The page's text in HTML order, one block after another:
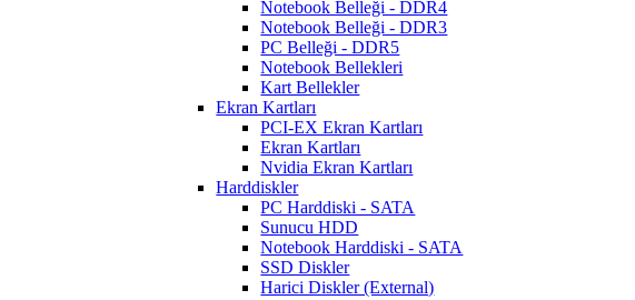
Notebook Belleği - DDR4
Notebook Belleği - DDR3
PC Belleği - DDR5
Notebook Bellekleri
Kart Bellekler
Ekran Kartları
PCI-EX Ekran Kartları
Ekran Kartları
Nvidia Ekran Kartları
Harddiskler
PC Harddiski - SATA
Sunucu HDD
Notebook Harddiski - SATA
SSD Diskler
Harici Diskler (External)